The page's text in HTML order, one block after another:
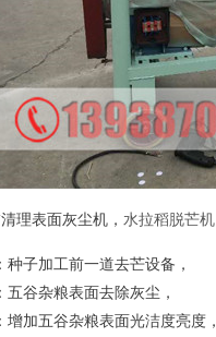
理表面灰尘机， 水拉稻脱芒机
子加工前一道去芒设备，
谷杂粮表面去除灰尘，
加五谷杂粮表面光洁度亮度，